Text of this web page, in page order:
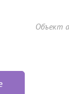
Объект